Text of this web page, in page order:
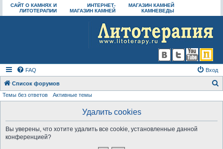
САЙТ О КАМНЯХ И
ЛИТОТЕРАПИИ
ИНТЕРНЕТ-
МАГАЗИН КАМНЕЙ
МАГАЗИН КАМНЕЙ
КАМНЕВЕДЫ
FAQ Вход
Список форумов
Темы без ответов Активные темы
Удалить cookies
Вы уверены, что хотите удалить все cookie, установленные данной
конференцией?